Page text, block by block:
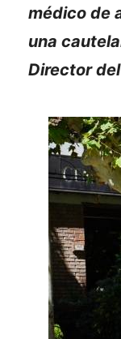
médico de
una
Director